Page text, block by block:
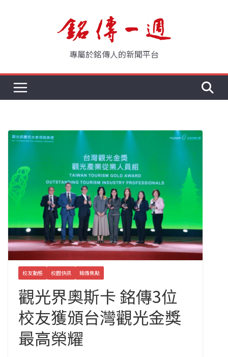
專屬於銘傳人的新聞平台
校友動態 校園快訊 銘傳焦點
觀光界奧斯卡 銘傳3位
校友獲頒台灣觀光金獎
最高榮耀